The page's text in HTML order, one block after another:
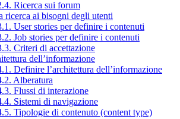
Ricerca sui forum
ricerca ai bisogni degli utenti
User stories per definire i contenuti
Job stories per definire i contenuti
Criteri di accettazione
dell’informazione
Definire l’architettura dell’informazione
Alberatura
Flussi di interazione
Sistemi di navigazione
Tipologie di contenuto (content type)